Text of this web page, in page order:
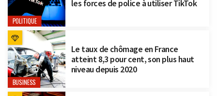
POLITIQUE
les forces de police à utiliser TikTok
BUSINESS
Le taux de chômage en France
atteint 8,3 pour cent, son plus haut
niveau depuis 2020